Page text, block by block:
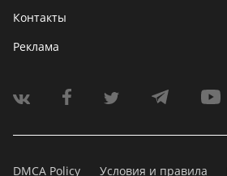
Контакты
Реклама
DMCA Policy Условия и правила